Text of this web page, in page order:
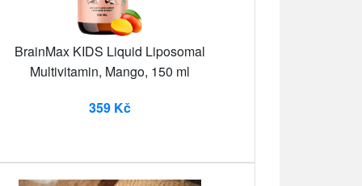
BrainMax KIDS Liquid Liposomal
Multivitamin, Mango, 150 ml
359 Kč